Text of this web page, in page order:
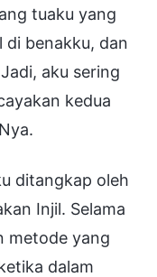
tuaku yang
di benakku, dan
aku sering
kedua
ditangkap oleh
Injil. Selama
metode yang
dalam